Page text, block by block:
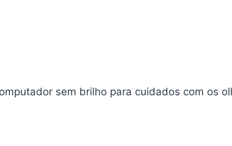
sem brilho para cuidados com os